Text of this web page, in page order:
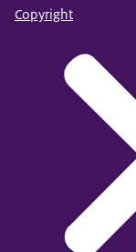
Copyright